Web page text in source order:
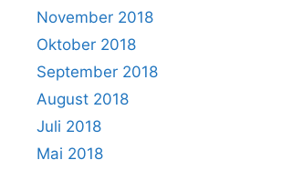
November 2018
Oktober 2018
September 2018
August 2018
Juli 2018
Mai 2018